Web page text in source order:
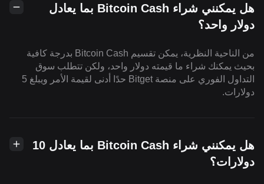
هل يمكنني شراء Bitcoin Cash بما يعادل
دولار واحد؟
من الناحية النظرية، يمكن تقسيم Bitcoin Cash بدرجة كافية
بحيث يمكنك شراء ما قيمته دولار واحد، ولكن تتطلب سوق
التداول الفوري على منصة Bitget حدًا أدنى لقيمة الأمر ويبلغ 5
دولارات.
هل يمكنني شراء Bitcoin Cash بما يعادل 10
دولارات؟